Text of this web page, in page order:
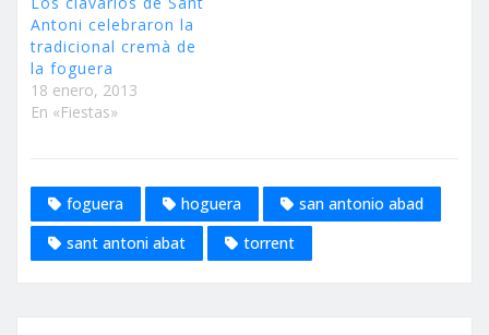
Antoni celebraron la
tradicional cremà de
la foguera
18 enero, 2013
En «Fiestas»
foguera hoguera
san antonio abad
sant antoni abat
torrent